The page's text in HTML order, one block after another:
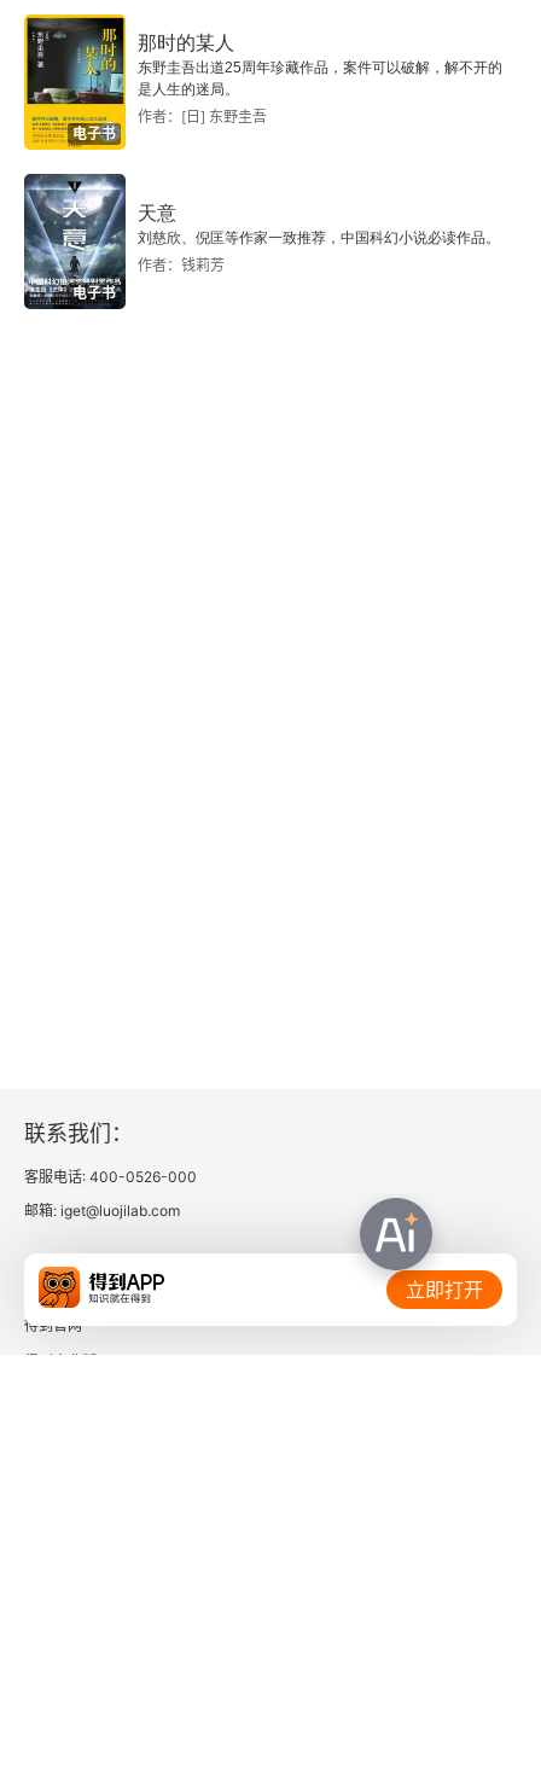
电子书
那时的某人
东野圭吾出道25周年珍藏作品，案件可以破解，解不开的
是人生的迷局。
作者：[日] 东野圭吾
电子书
天意
刘慈欣、倪匡等作家一致推荐，中国科幻小说必读作品。
作者：钱莉芳
联系我们：
客服电话: 400-0526-000
邮箱: iget@luojilab.com
相关链接：
得到官网
立即打开